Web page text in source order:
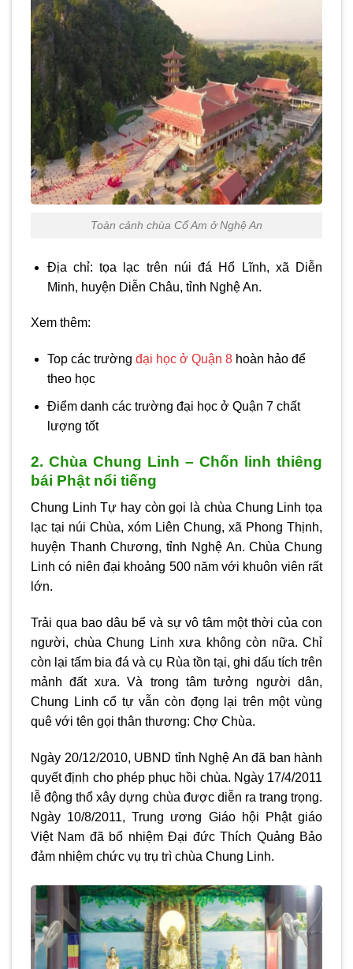
Toàn cảnh chùa Cổ Am ở Nghệ An
Địa chỉ: tọa lạc trên núi đá Hổ Lĩnh, xã Diễn
Minh, huyện Diễn Châu, tỉnh Nghệ An.
Xem thêm:
Top các trường đại học ở Quận 8hoàn hảo để
theo học
Điểm danh các trường đại học ở Quận 7 chất
lượng tốt
2. Chùa Chung Linh – Chốn linh thiêng
bái Phật nổi tiếng
Chung Linh Tự hay còn gọi là chùa Chung Linh tọa
lạc tại núi Chùa, xóm Liên Chung, xã Phong Thịnh,
huyện Thanh Chương, tỉnh Nghệ An. Chùa Chung
Linh có niên đại khoảng 500 năm với khuôn viên rất
lớn.
Trải qua bao dâu bể và sự vô tâm một thời của con
người, chùa Chung Linh xưa không còn nữa. Chỉ
còn lại tấm bia đá và cụ Rùa tồn tại, ghi dấu tích trên
mảnh đất xưa. Và trong tâm tưởng người dân,
Chung Linh cổ tự vẫn còn đọng lại trên một vùng
quê với tên gọi thân thương: Chợ Chùa.
Ngày 20/12/2010, UBND tỉnh Nghệ An đã ban hành
quyết định cho phép phục hồi chùa. Ngày 17/4/2011
lễ động thổ xây dựng chùa được diễn ra trang trọng.
Ngày 10/8/2011, Trung ương Giáo hội Phật giáo
Việt Nam đã bổ nhiệm Đại đức Thích Quảng Bảo
đảm nhiệm chức vụ trụ trì chùa Chung Linh.